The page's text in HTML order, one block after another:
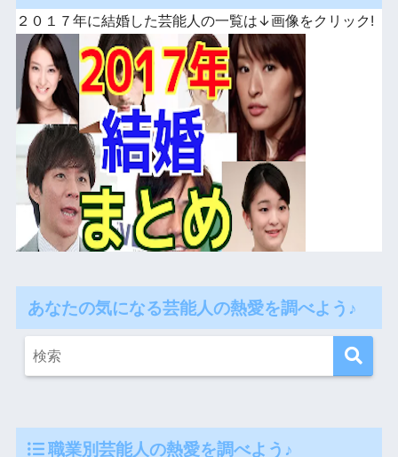
２０１７年に結婚した芸能人の一覧は↓画像をクリック!
あなたの気になる芸能人の熱愛を調べよう♪
職業別芸能人の熱愛を調べよう♪